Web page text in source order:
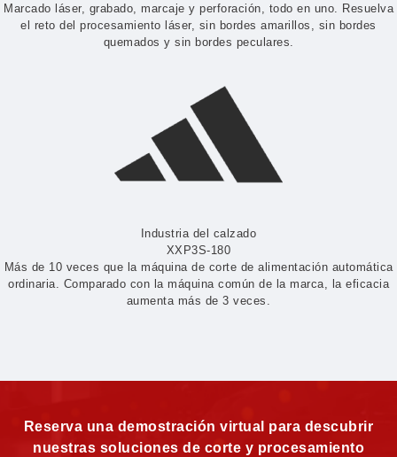
Marcado láser, grabado, marcaje y perforación, todo en uno. Resuelva
el reto del procesamiento láser, sin bordes amarillos, sin bordes
quemados y sin bordes peculares.
Industria del calzado
XXP3S-180
Más de 10 veces que la máquina de corte de alimentación automática
ordinaria. Comparado con la máquina común de la marca, la eficacia
aumenta más de 3 veces.
Reserva una demostración virtual para descubrir
nuestras soluciones de corte y procesamiento